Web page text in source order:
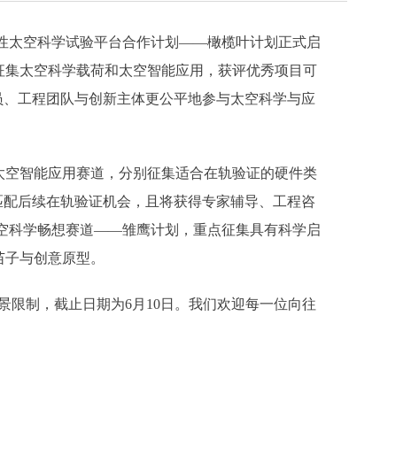
太空科学试验平台合作计划——橄榄叶计划正式启
太空科学载荷和太空智能应用，获评优秀项目可
工程团队与创新主体更公平地参与太空科学与应
智能应用赛道，分别征集适合在轨验证的硬件类
后续在轨验证机会，且将获得专家辅导、工程咨
科学畅想赛道——雏鹰计划，重点征集具有科学启
与创意原型。
制，截止日期为6月10日。我们欢迎每一位向往